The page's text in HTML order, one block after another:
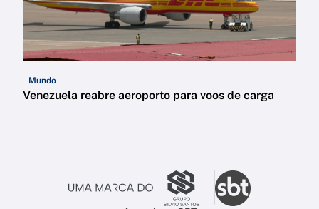
Mundo
Venezuela reabre aeroporto para voos de carga